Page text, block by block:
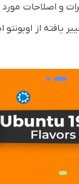
و اصلاحات
یافته از